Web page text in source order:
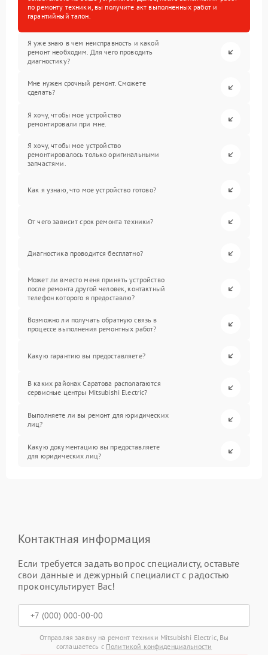
по ремонту техники, вы получите акт выполненных работ и
гарантийный талон.
Я уже знаю в чем неисправность и какой
ремонт необходим. Для чего проводить
диагностику?
Мне нужен срочный ремонт. Сможете
сделать?
Я хочу, чтобы мое устройство
ремонтировали при мне.
Я хочу, чтобы мое устройство
ремонтировалось только оригинальными
запчастями.
Как я узнаю, что мое устройство готово?
От чего зависит срок ремонта техники?
Диагностика проводится бесплатно?
Может ли вместо меня принять устройство
после ремонта другой человек, контактный
телефон которого я предоставлю?
Возможно ли получать обратную связь в
процессе выполнения ремонтных работ?
Какую гарантию вы предоставляете?
В каких районах Саратова располагаются
сервисные центры Mitsubishi Electric?
Выполняете ли вы ремонт для юридических
лиц?
Какую документацию вы предоставляете
для юридических лиц?
Контактная информация
Если требуется задать вопрос специалисту, оставьте
свои данные и дежурный специалист с радостью
проконсультирует Вас!
Отправляя заявку на ремонт техники Mitsubishi Electric, Вы
соглашаетесь с Политикой конфиденциальности